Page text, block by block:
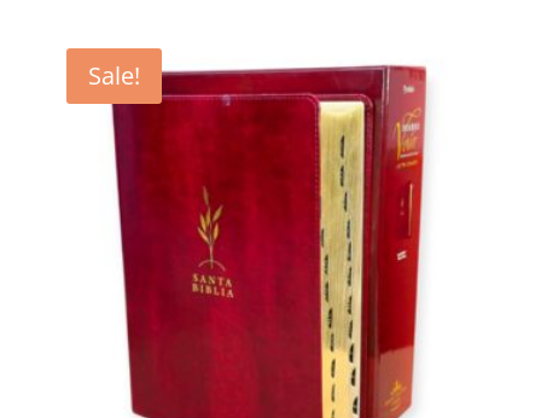
Sale!